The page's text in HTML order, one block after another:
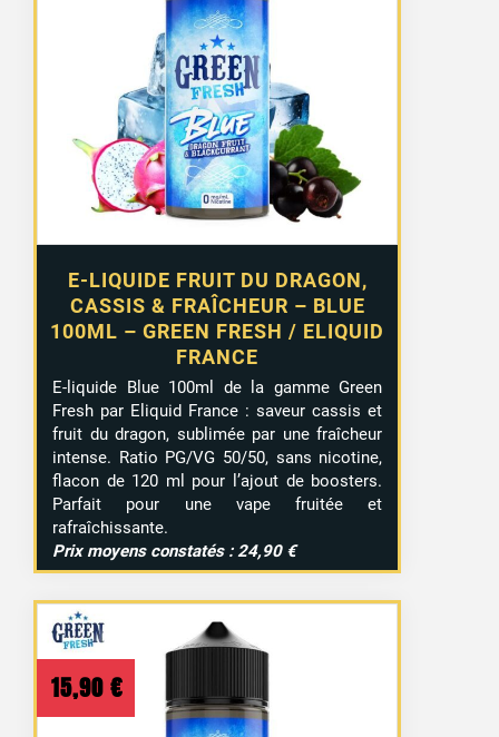
E-LIQUIDE FRUIT DU DRAGON,
CASSIS & FRAÎCHEUR – BLUE
100ML – GREEN FRESH / ELIQUID
FRANCE
E-liquide Blue 100ml de la gamme Green
Fresh par Eliquid France : saveur cassis et
fruit du dragon, sublimée par une fraîcheur
intense. Ratio PG/VG 50/50, sans nicotine,
flacon de 120 ml pour l’ajout de boosters.
Parfait pour une vape fruitée et
rafraîchissante.
Prix moyens constatés : 24,90 €
15,90 €